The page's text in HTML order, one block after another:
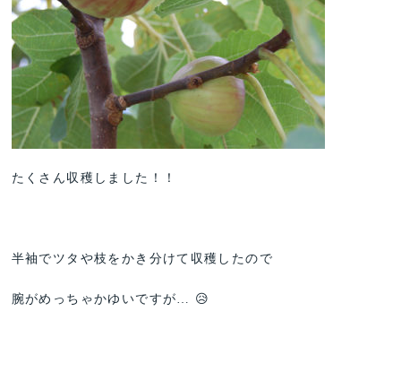
たくさん収穫しました！！
半袖でツタや枝をかき分けて収穫したので
腕がめっちゃかゆいですが… 😥